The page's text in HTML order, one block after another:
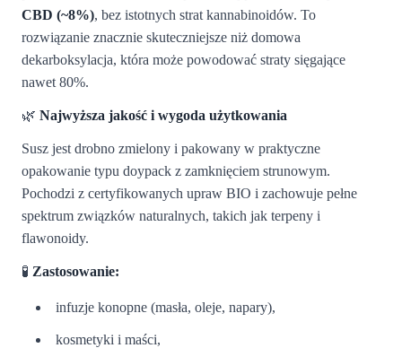
CBD (~8%), bez istotnych strat kannabinoidów. To
rozwiązanie znacznie skuteczniejsze niż domowa
dekarboksylacja, która może powodować straty sięgające
nawet 80%.
🌿 Najwyższa jakość i wygoda użytkowania
Susz jest drobno zmielony i pakowany w praktyczne
opakowanie typu doypack z zamknięciem strunowym.
Pochodzi z certyfikowanych upraw BIO i zachowuje pełne
spektrum związków naturalnych, takich jak terpeny i
flawonoidy.
🧪 Zastosowanie:
infuzje konopne (masła, oleje, napary),
kosmetyki i maści,